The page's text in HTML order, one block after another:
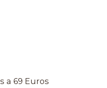
a 69 Euros